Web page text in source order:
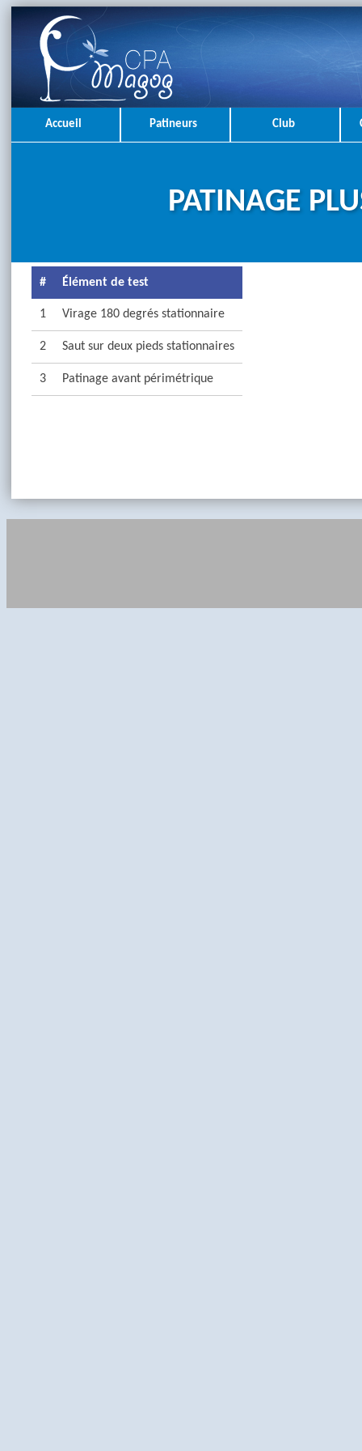
Accueil Patineurs Club
PATINAGE
# Élément de test
1 Virage 180 degrés stationnaire
2 Saut sur deux pieds stationnaires
3 Patinage avant périmétrique